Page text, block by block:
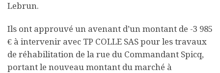
Lebrun.
Ils ont approuvé un avenant d’un montant de -3 985
€ à intervenir avec TP COLLE SAS pour les travaux
de réhabilitation de la rue du Commandant Spicq,
portant le nouveau montant du marché à